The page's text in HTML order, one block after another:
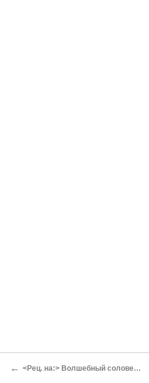
← <Рец. на:> Волшебный соловей. Сказка Рихарда Деммеля{1}